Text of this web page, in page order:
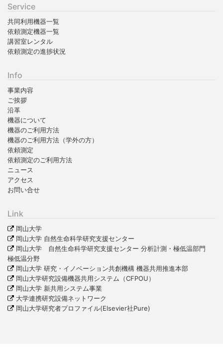
Service
共同利用機器一覧
依頼測定機器一覧
講習室レンタル
依頼測定の進捗状況
Info
事業内容
ご挨拶
沿革
機器について
機器のご利用方法
機器のご利用方法（学外の方）
依頼測定
依頼測定のご利用方法
ニュース
アクセス
お問い合せ
Link
岡山大学
岡山大学 自然生命科学研究支援センター
岡山大学 自然生命科学研究支援センター 分析計測・極低温部門
極低温分野
岡山大学 研究・イノベーション共創機構 機器共用推進本部
岡山大学研究設備機器共用システム（CFPOU）
岡山大学 新共用システム事業
大学連携研究設備ネットワーク
岡山大学研究者プロファイル(Elsevier社Pure)